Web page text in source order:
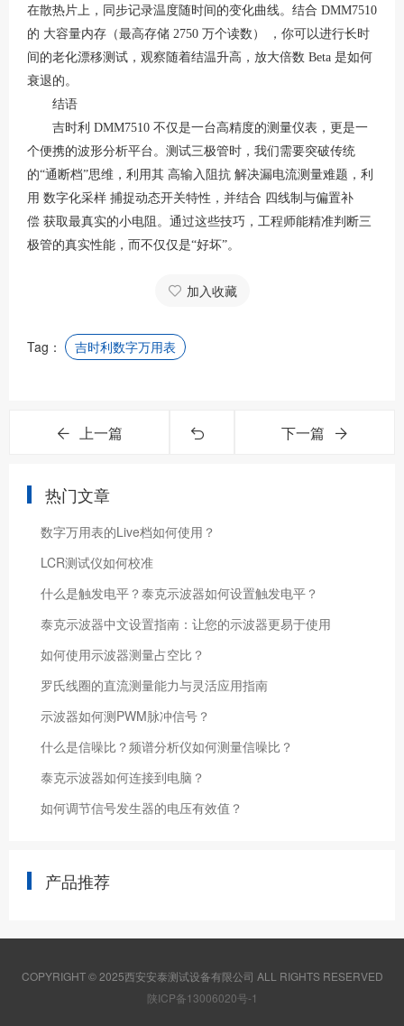
在散热片上，同步记录温度随时间的变化曲线。结合 DMM7510
的 大容量内存（最高存储 2750 万个读数） ，你可以进行长时
间的老化漂移测试，观察随着结温升高，放大倍数 Beta 是如何
衰退的。
结语
吉时利 DMM7510 不仅是一台高精度的测量仪表，更是一
个便携的波形分析平台。测试三极管时，我们需要突破传统
的“通断档”思维，利用其 高输入阻抗 解决漏电流测量难题，利
用 数字化采样 捕捉动态开关特性，并结合 四线制与偏置补
偿 获取最真实的小电阻。通过这些技巧，工程师能精准判断三
极管的真实性能，而不仅仅是“好坏”。
加入收藏
Tag： 吉时利数字万用表
上一篇 下一篇
热门文章
数字万用表的Live档如何使用？
LCR测试仪如何校准
什么是触发电平？泰克示波器如何设置触发电平？
泰克示波器中文设置指南：让您的示波器更易于使用
如何使用示波器测量占空比？
罗氏线圈的直流测量能力与灵活应用指南
示波器如何测PWM脉冲信号？
什么是信噪比？频谱分析仪如何测量信噪比？
泰克示波器如何连接到电脑？
如何调节信号发生器的电压有效值？
产品推荐
COPYRIGHT © 2025西安安泰测试设备有限公司 ALL RIGHTS RESERVED
陕ICP备13006020号-1